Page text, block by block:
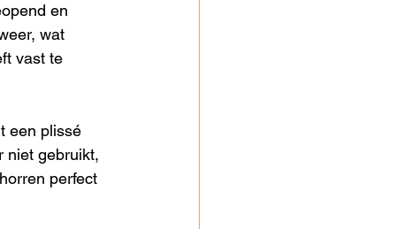
en
wat
vast te
een plissé
niet gebruikt,
perfect